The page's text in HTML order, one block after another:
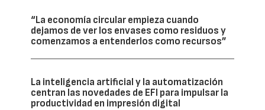
“La economía circular empieza cuando
dejamos de ver los envases como residuos y
comenzamos a entenderlos como recursos”
La inteligencia artificial y la automatización
centran las novedades de EFI para impulsar la
productividad en impresión digital